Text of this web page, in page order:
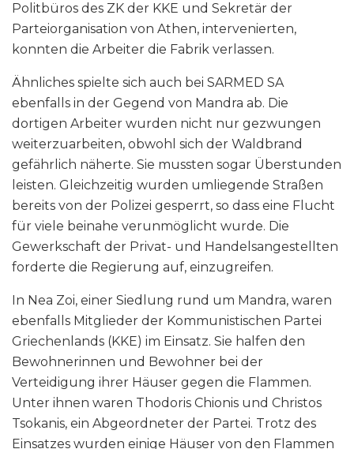
Politbüros des ZK der KKE und Sekretär der
Parteiorganisation von Athen, intervenierten,
konnten die Arbeiter die Fabrik verlassen.
Ähnliches spielte sich auch bei SARMED SA
ebenfalls in der Gegend von Mandra ab. Die
dortigen Arbeiter wurden nicht nur gezwungen
weiterzuarbeiten, obwohl sich der Waldbrand
gefährlich näherte. Sie mussten sogar Überstunden
leisten. Gleichzeitig wurden umliegende Straßen
bereits von der Polizei gesperrt, so dass eine Flucht
für viele beinahe verunmöglicht wurde. Die
Gewerkschaft der Privat- und Handelsangestellten
forderte die Regierung auf, einzugreifen.
In Nea Zoi, einer Siedlung rund um Mandra, waren
ebenfalls Mitglieder der Kommunistischen Partei
Griechenlands (KKE) im Einsatz. Sie halfen den
Bewohnerinnen und Bewohner bei der
Verteidigung ihrer Häuser gegen die Flammen.
Unter ihnen waren Thodoris Chionis und Christos
Tsokanis, ein Abgeordneter der Partei. Trotz des
Einsatzes wurden einige Häuser von den Flammen